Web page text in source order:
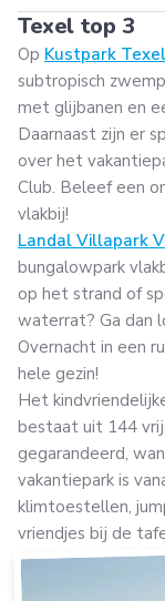
Texel top 3
Op Kustpark Texel
subtropisch
met glijbanen en
Daarnaast zijn er
over het
Club. Beleef een
vlakbij!
Landal Villapark
bungalowpark
op het strand of
waterrat? Ga dan
Overnacht in een
hele gezin!
Het
bestaat uit 144
gegarandeerd,
vakantiepark is
klimtoestellen,
vriendjes bij de